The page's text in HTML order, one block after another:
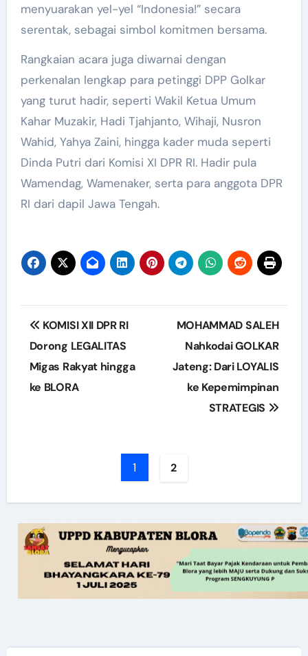
menyuarakan yel-yel “Indonesia!” secara
serentak, sebagai simbol komitmen bersama.
Rangkaian acara juga diwarnai dengan
perkenalan lengkap para petinggi DPP Golkar
yang turut hadir, seperti Wakil Ketua Umum
Kahar Muzakir, Hadi Tjahjanto, Wihaji, Nusron
Wahid, Yahya Zaini, hingga kader muda seperti
Dinda Putri dari Komisi XI DPR RI. Hadir pula
Wamendag, Wamenaker, serta para anggota DPR
RI dari dapil Jawa Tengah.
Post
navigation
KOMISI XII DPR RI
Dorong LEGALITAS
Migas Rakyat hingga
ke BLORA
MOHAMMAD SALEH
Nahkodai GOLKAR
Jateng: Dari LOYALIS
ke Kepemimpinan
STRATEGIS
1 2